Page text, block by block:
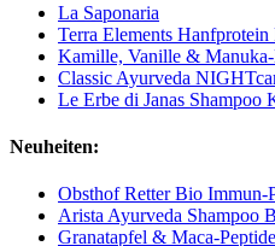
La Saponaria
Terra Elements
Kamille, Vanille &
Classic Ayurveda
Le Erbe di Janas Shampoo
Neuheiten:
Obsthof Retter Bio Immun-
Arista Ayurveda Shampoo
Granatapfel & Maca-